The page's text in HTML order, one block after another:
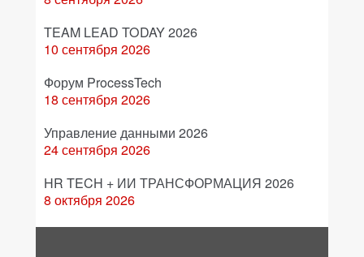
TEAM LEAD TODAY 2026
10 сентября 2026
Форум ProcessTech
18 сентября 2026
Управление данными 2026
24 сентября 2026
HR TECH + ИИ ТРАНСФОРМАЦИЯ 2026
8 октября 2026